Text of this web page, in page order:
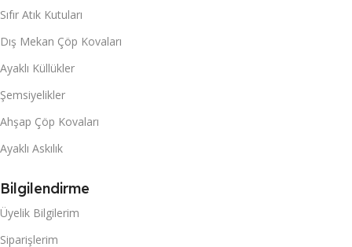
Sıfır Atık Kutuları
Dış Mekan Çöp Kovaları
Ayaklı Küllükler
Şemsiyelikler
Ahşap Çöp Kovaları
Ayaklı Askılık
Bilgilendirme
Üyelik Bilgilerim
Siparişlerim